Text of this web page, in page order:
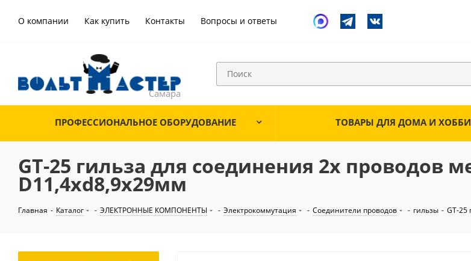
О компании Как купить Контакты Вопросы и ответы
ПРОФЕССИОНАЛЬНОЕ ОБОРУДОВАНИЕ ТОВАРЫ ДЛЯ ДОМА И ХОББИ
GT-25 гильза для соединения 2х проводов
D11,4хd8,9x29мм
Главная - Каталог - ЭЛЕКТРОННЫЕ КОМПОНЕНТЫ - Электрокоммутация - Соединители проводов - гильзы - GT-25